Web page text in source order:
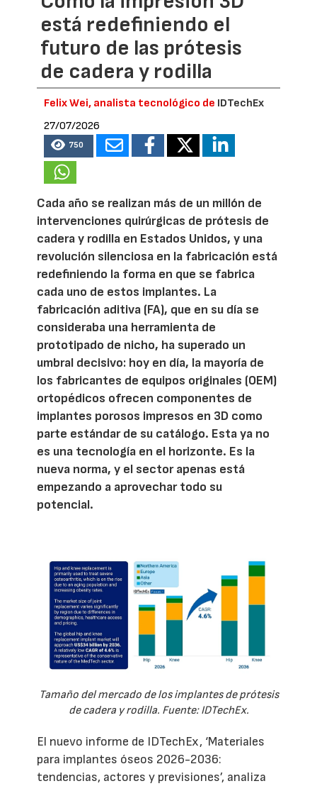
está redefiniendo el
futuro de las prótesis
de cadera y rodilla
Felix Wei, analista tecnológico de IDTechEx
27/07/2026
750
Cada año se realizan más de un millón de
intervenciones quirúrgicas de prótesis de
cadera y rodilla en Estados Unidos, y una
revolución silenciosa en la fabricación está
redefiniendo la forma en que se fabrica
cada uno de estos implantes. La
fabricación aditiva (FA), que en su día se
consideraba una herramienta de
prototipado de nicho, ha superado un
umbral decisivo: hoy en día, la mayoría de
los fabricantes de equipos originales (OEM)
ortopédicos ofrecen componentes de
implantes porosos impresos en 3D como
parte estándar de su catálogo. Esta ya no
es una tecnología en el horizonte. Es la
nueva norma, y el sector apenas está
empezando a aprovechar todo su
potencial.
Tamaño del mercado de los implantes de prótesis
de cadera y rodilla. Fuente: IDTechEx.
El nuevo informe de IDTechEx, ‘Materiales
para implantes óseos 2026-2036:
tendencias, actores y previsiones’, analiza